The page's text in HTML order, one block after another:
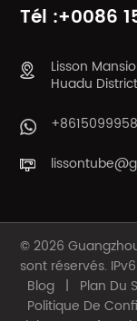
Tél :+0086
Lisson
Huadu
© 2026
sont réservés. IPv6
Blog | Plan Du
Politique De